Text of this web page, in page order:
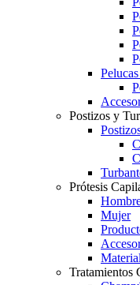
Postizos y
Prótesis
Mujer
Tratamientos